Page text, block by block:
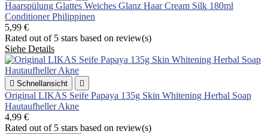
Haarspülung Glattes Weiches Glanz Haar Cream Silk 180ml
Conditioner Philippinen
5,99 €
Rated out of 5 stars based on review(s)
Siehe Details
 Schnellansicht 
Original LIKAS Seife Papaya 135g Skin Whitening Herbal Soap
Hautaufheller Akne
4,99 €
Rated out of 5 stars based on review(s)